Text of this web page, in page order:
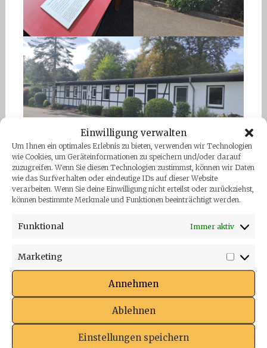
Einwilligung verwalten
Um Ihnen ein optimales Erlebnis zu bieten, verwenden wir Technologien
wie Cookies, um Geräteinformationen zu speichern und/oder darauf
zuzugreifen. Wenn Sie diesen Technologien zustimmst, können wir Daten
wie das Surfverhalten oder eindeutige IDs auf dieser Website
verarbeiten. Wenn Sie deine Einwilligung nicht erteilst oder zurückziehst,
können bestimmte Merkmale und Funktionen beeinträchtigt werden.
Funktional Immer aktiv
Marketing
Annehmen
Ablehnen
Einstellungen speichern
…
2024-08 Radtour zu Zielen unseres
Radführers